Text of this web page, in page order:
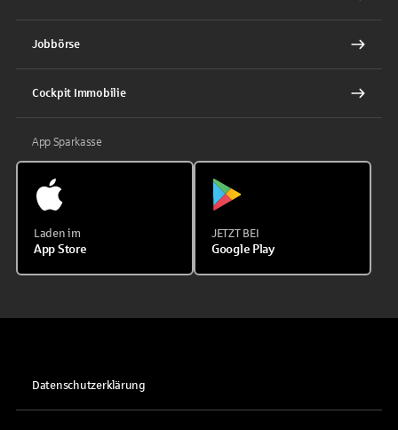
Jobbörse
Cockpit Immobilie
App Sparkasse
Laden im
App Store
JETZT BEI
Google Play
Datenschutzerklärung